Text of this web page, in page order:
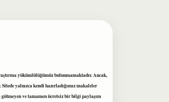
yükümlülüğümüz bulunmamaktadır. Ancak,
yalnızca kendi hazırladığımız makaleler
ve tamamen ücretsiz bir bilgi paylaşım